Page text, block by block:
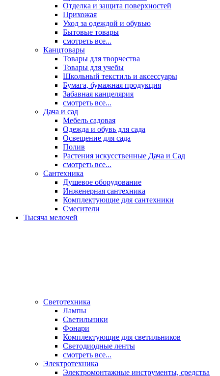
Отделка и защита поверхностей
Прихожая
Уход за одеждой и обувью
Бытовые товары
смотреть все...
Канцтовары
Товары для творчества
Товары для учебы
Школьный текстиль и аксессуары
Бумага, бумажная продукция
Забавная канцелярия
смотреть все...
Дача и сад
Мебель садовая
Одежда и обувь для сада
Освещение для сада
Полив
Растения искусственные Дача и Сад
смотреть все...
Сантехника
Душевое оборудование
Инженерная сантехника
Комплектующие для сантехники
Смесители
Тысяча мелочей
Светотехника
Лампы
Светильники
Фонари
Комплектующие для светильников
Светодиодные ленты
смотреть все...
Электротехника
Электромонтажные инструменты, средства